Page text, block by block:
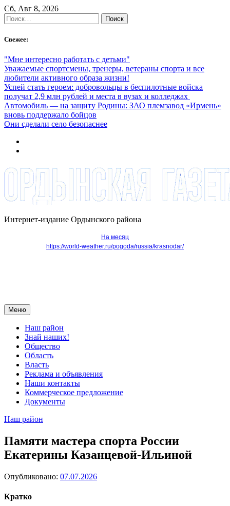
Skip
to
content
Сб, Авг 8, 2026
Найти:
Свежее:
"Мне интересно работать с детьми"
Уважаемые спортсмены, тренеры, ветераны спорта и все
любители активного образа жизни!
Успей стать героем: добровольцы в беспилотные войска
получат 2,9 млн рублей и места в вузах и колледжах
Автомобиль — на защиту Родины: ЗАО племзавод «Ирмень»
вновь поддержало бойцов
Они сделали село безопаснее
Интернет-издание Ордынского района
На месяц
https://world-weather.ru/pogoda/russia/krasnodar/
Меню
Наш район
Знай наших!
Общество
Область
Власть
Реклама и объявления
Наши контакты
Коммерческое предложение
Документы
Наш район
Памяти мастера спорта России
Екатерины Казанцевой-Ильиной
Опубликовано: 07.07.2026
Кратко